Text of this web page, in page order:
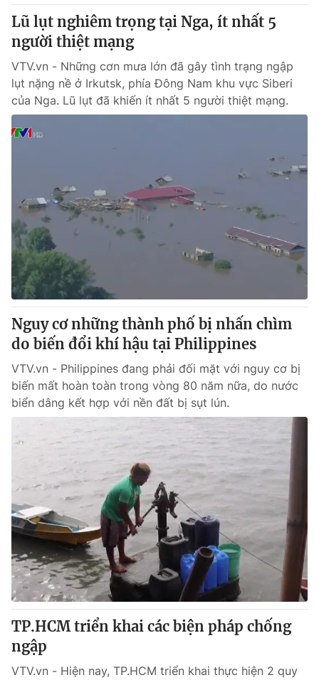
Lũ lụt nghiêm trọng tại Nga, ít nhất 5
người thiệt mạng
VTV.vn - Những cơn mưa lớn đã gây tình trạng ngập
lụt nặng nề ở Irkutsk, phía Đông Nam khu vực Siberi
của Nga. Lũ lụt đã khiến ít nhất 5 người thiệt mạng.
Nguy cơ những thành phố bị nhấn chìm
do biến đổi khí hậu tại Philippines
VTV.vn - Philippines đang phải đối mặt với nguy cơ bị
biến mất hoàn toàn trong vòng 80 năm nữa, do nước
biển dâng kết hợp với nền đất bị sụt lún.
TP.HCM triển khai các biện pháp chống
ngập
VTV.vn - Hiện nay, TP.HCM triển khai thực hiện 2 quy